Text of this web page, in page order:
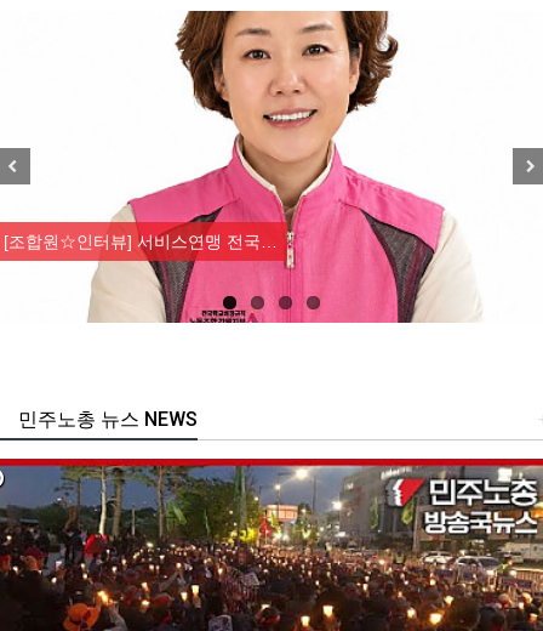
[조합원☆인터뷰] 서비스연맹 전국…
주노총 뉴스 NEWS